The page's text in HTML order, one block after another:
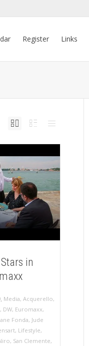
Register Links
in
, Media, Acquerello,
, DW, Euromaxx,
Fonda, Jude
, Lifestyle,
, San Clemente,